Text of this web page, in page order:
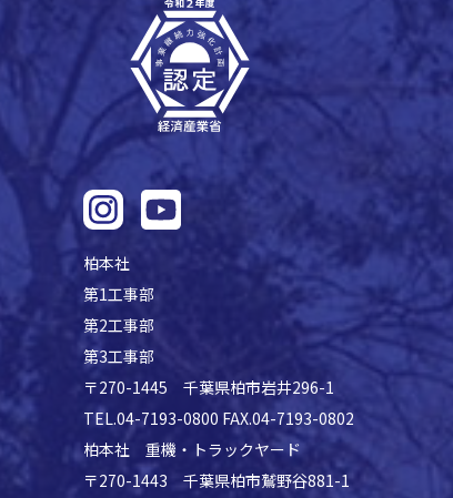
柏本社
第1工事部
第2工事部
第3工事部
〒270-1445 千葉県柏市岩井296-1
TEL.04-7193-0800 FAX.04-7193-0802
柏本社 重機・トラックヤード
〒270-1443 千葉県柏市鷲野谷881-1